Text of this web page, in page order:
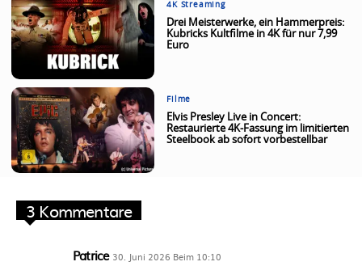
4K Streaming
Drei Meisterwerke, ein Hammerpreis:
Kubricks Kultfilme in 4K für nur 7,99
Euro
Filme
Elvis Presley Live in Concert:
Restaurierte 4K-Fassung im limitierten
Steelbook ab sofort vorbestellbar
3 Kommentare
Patrice 30. Juni 2026 Beim 10:10